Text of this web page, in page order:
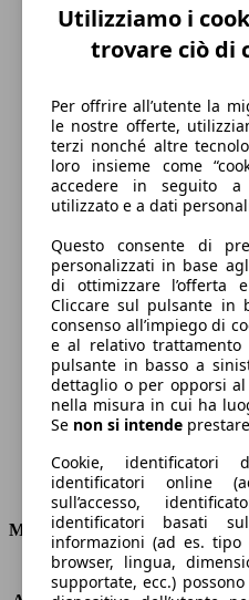
180 km/h
Velocità massima
Diesel
Carburante
98 g/km
Emissioni di CO2
Consumi
Motore e Prestazioni
KW (PS)
81
Utilizziamo i
trovare ciò di
Per offrire all’utente la
le nostre offerte,
terzi nonché altre
loro insieme come
accedere in seguito a
utilizzato e a dati
Questo consente di
personalizzati in base
di ottimizzare l’offerta
Cliccare sul pulsante in
consenso all’impiego di
e al relativo
pulsante in basso a
dettaglio o per opporsi
nella misura in cui ha
Se non si intende
Cookie, identificatori
identificatori online
sull’accesso,
identificatori basati
informazioni (ad es.
browser, lingua,
supportate, ecc.)